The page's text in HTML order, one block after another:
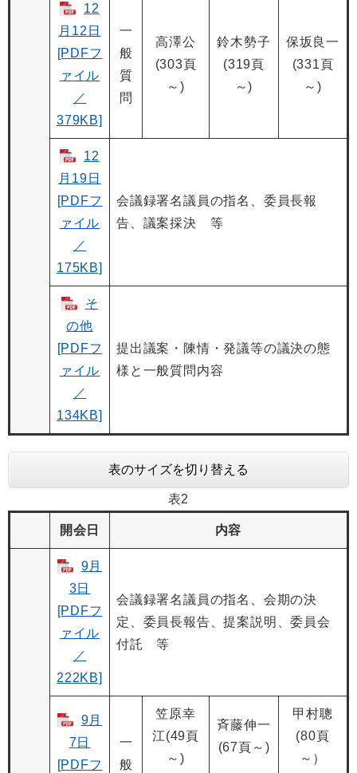
12
月12日
[PDFフ
ァイル
／
379KB]
一
般
質
問
高澤公
(303頁
～)
鈴木勢子
(319頁
～)
保坂良一
(331頁
～)
12
月19日
[PDFフ
ァイル
／
175KB]
会議録署名議員の指名、委員長報
告、議案採決 等
そ
の他
[PDFフ
ァイル
／
134KB]
提出議案・陳情・発議等の議決の態
様と一般質問内容
表のサイズを切り替える
表2
開会日 内容
9月
3日
[PDFフ
ァイル
／
222KB]
会議録署名議員の指名、会期の決
定、委員長報告、提案説明、委員会
付託 等
9月
7日
[PDFフ
一
般
笠原幸
江(49頁
～)
斉藤伸一
(67頁～)
甲村聰
(80頁
～）